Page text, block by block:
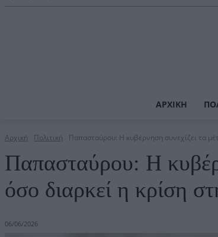
ΑΡΧΙΚΉ
Αρχική Πολιτική Παπασταύρου: Η κυβέρνηση συνεχίζει τα
Παπασταύρου: Η
όσο διαρκεί η κρίση
06/06/2026